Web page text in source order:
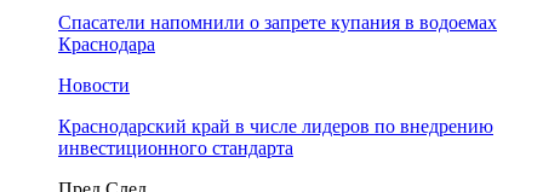
Спасатели напомнили о запрете купания в водоемах
Краснодара
Новости
Краснодарский край в числе лидеров по внедрению
инвестиционного стандарта